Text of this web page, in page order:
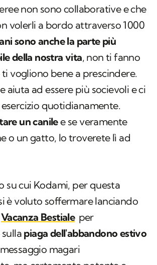
non sono collaborative e che
volerli a bordo attraverso 1000
sono anche la parte più
della nostra vita, non ti fanno
ti vogliono bene a prescindere.
aiuta ad essere più socievoli e ci
quotidianamente.
un canilee se veramente
o un gatto, lo troverete lì ad
su cui Kodami, per questa
è voluto soffermare lanciando
Vacanza Bestiale per
piaga dell'abbandono estivo
magari